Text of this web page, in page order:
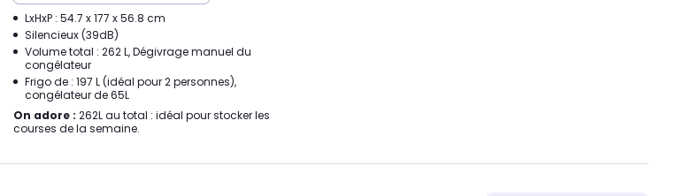
LxHxP : 54.7 x 177 x 56.8 cm
Silencieux (39dB)
Volume total : 262 L, Dégivrage manuel du
congélateur
Frigo de : 197 L (idéal pour 2 personnes),
congélateur de 65L
On adore : 262L au total : idéal pour stocker les
courses de la semaine.